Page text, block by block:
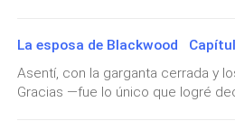
Cinco años de terapia, de
la culpa
La esposa de Blackwood
Asentí, con la garganta cerrada y
Gracias —fue lo único que logré